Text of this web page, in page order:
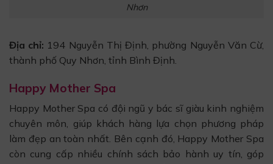
Nhơn
Địa chỉ: 194 Nguyễn Thị Định, phường Nguyễn Văn Cừ,
thành phố Quy Nhơn, tỉnh Bình Định.
Happy Mother Spa
Happy Mother Spa có đội ngũ y bác sĩ giàu kinh nghiệm
chuyên môn, giúp khách hàng lựa chọn phương pháp
làm đẹp an toàn nhất. Bên cạnh đó, Happy Mother Spa
còn cung cấp nhiều chính sách bảo hành uy tín, góp